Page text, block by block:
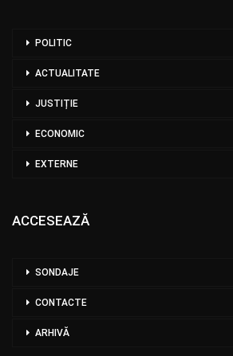
POLITIC
ACTUALITATE
JUSTIȚIE
ECONOMIC
EXTERNE
ACCESEAZĂ
SONDAJE
CONTACTE
ARHIVĂ